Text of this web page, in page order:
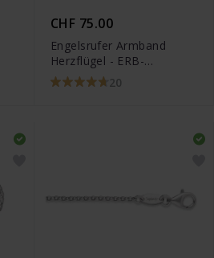
CHF 75.00
Engelsrufer Armband
Herzflügel - ERB-
LILHEARTWING
20